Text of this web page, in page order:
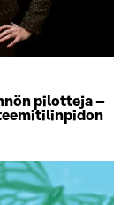
pilotteja –